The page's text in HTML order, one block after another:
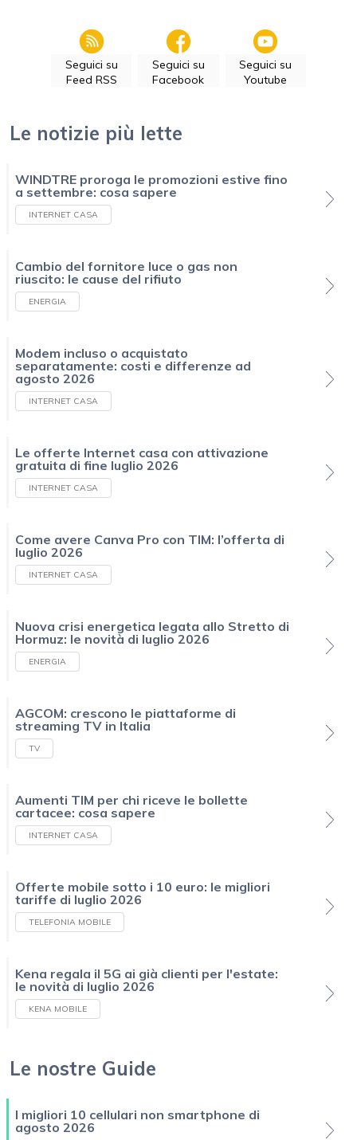
Seguici su
Feed RSS
Seguici su
Facebook
Seguici su
Youtube
Le notizie più lette
WINDTRE proroga le promozioni estive fino
a settembre: cosa sapere
INTERNET CASA
Cambio del fornitore luce o gas non
riuscito: le cause del rifiuto
ENERGIA
Modem incluso o acquistato
separatamente: costi e differenze ad
agosto 2026
INTERNET CASA
Le offerte Internet casa con attivazione
gratuita di fine luglio 2026
INTERNET CASA
Come avere Canva Pro con TIM: l’offerta di
luglio 2026
INTERNET CASA
Nuova crisi energetica legata allo Stretto di
Hormuz: le novità di luglio 2026
ENERGIA
AGCOM: crescono le piattaforme di
streaming TV in Italia
TV
Aumenti TIM per chi riceve le bollette
cartacee: cosa sapere
INTERNET CASA
Offerte mobile sotto i 10 euro: le migliori
tariffe di luglio 2026
TELEFONIA MOBILE
Kena regala il 5G ai già clienti per l'estate:
le novità di luglio 2026
KENA MOBILE
Le nostre Guide
I migliori 10 cellulari non smartphone di
agosto 2026